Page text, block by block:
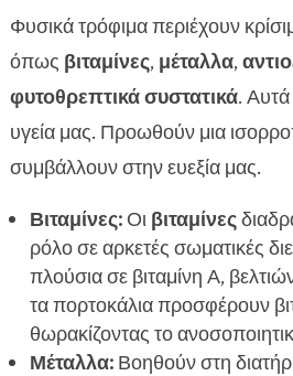
Φυσικά τρόφιμα περιέχουν
όπως βιταμίνες, μέταλλα,
φυτοθρεπτικά συστατικά. Αυτά
υγεία μας. Προωθούν μια
συμβάλλουν στην ευεξία μας.
Βιταμίνες:Οι βιταμίνες
ρόλο σε αρκετές σωματικές
πλούσια σε βιταμίνη Α,
τα πορτοκάλια προσφέρουν
θωρακίζοντας το
Μέταλλα:Βοηθούν στη